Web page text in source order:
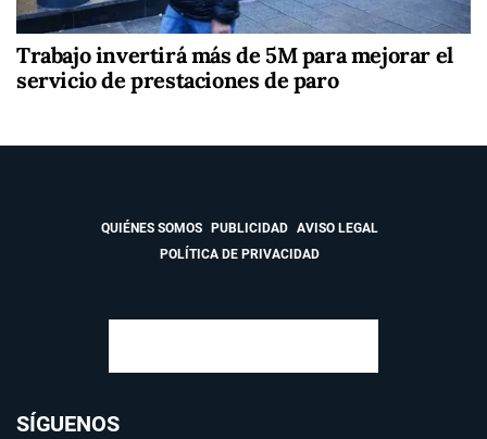
Trabajo invertirá más de 5M para mejorar el
servicio de prestaciones de paro
QUIÉNES SOMOS PUBLICIDAD
AVISO LEGAL
POLÍTICA DE PRIVACIDAD
SÍGUENOS